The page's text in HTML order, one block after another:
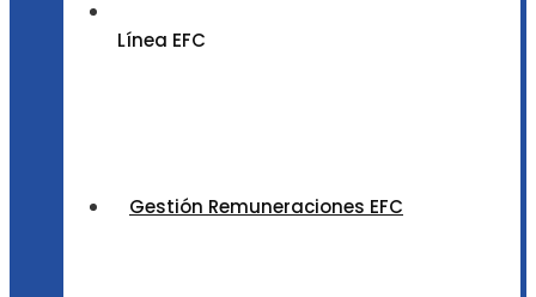
Línea EFC
Gestión Remuneraciones EFC